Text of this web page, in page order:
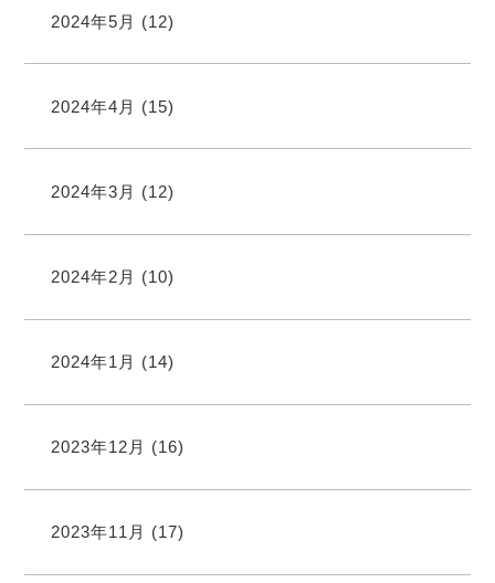
2024年5月 (12)
2024年4月 (15)
2024年3月 (12)
2024年2月 (10)
2024年1月 (14)
2023年12月 (16)
2023年11月 (17)